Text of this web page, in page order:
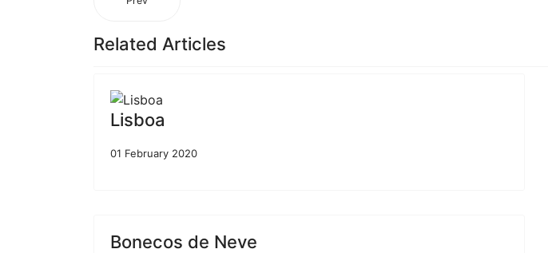
Related Articles
Lisboa
01 February 2020
Bonecos de Neve